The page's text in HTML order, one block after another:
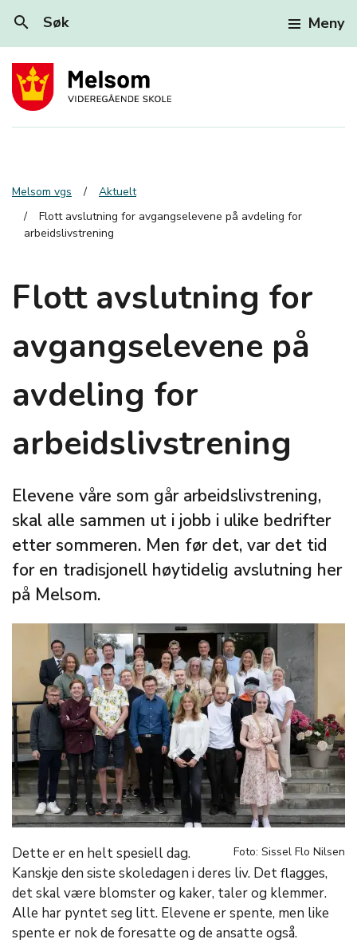
search Søk Meny
Melsom vgs
Aktuelt
Flott avslutning for avgangselevene på avdeling for
arbeidslivstrening
Flott avslutning for
avgangselevene på
avdeling for
arbeidslivstrening
Elevene våre som går arbeidslivstrening,
skal alle sammen ut i jobb i ulike bedrifter
etter sommeren. Men før det, var det tid
for en tradisjonell høytidelig avslutning her
på Melsom.
Foto: Sissel Flo Nilsen
Dette er en helt spesiell dag.
Kanskje den siste skoledagen i deres liv. Det flagges,
det skal være blomster og kaker, taler og klemmer.
Alle har pyntet seg litt. Elevene er spente, men like
spente er nok de foresatte og de ansatte også.